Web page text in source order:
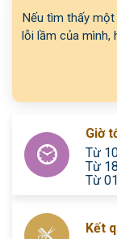
Nếu tìm thấy một
lỗi lầm của mình,
Giờ
Từ
Từ
Từ
Kết